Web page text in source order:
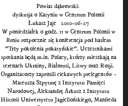
Powiat dąbrowski:
dyskusja o Katyniu w Centrum Polonii
Łukasz Jaje 2010-06-27
W poniedziałek o godz. 11 w Centrum Polonii w
Brniu rozpocznie się konferencja pod hasłem
"Trzy pokolenia pokatyńskie". Uczestnikami
spotkania będą m.in. Polacy, którzy mieszkają na
terenach Ukrainy, Białorusi, Litwy oraz Rosji.
Organizatorzy zaprosili ciekawych prelegentów -
Mateusza Szpytmę z Instytutu Pamięci
Narodowej, Aleksandrę Arkusz z Instytutu
Historii Uniwersytetu Jagiellońskiego, Manfreda